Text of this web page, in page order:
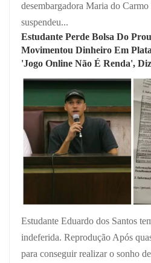
desembargadora Maria do
suspendeu...
Estudante Perde Bolsa Do
Movimentou Dinheiro Em
'Jogo Online Não É Renda', Diz
Estudante Eduardo dos Santos
indeferida. Reprodução Após
para conseguir realizar o sonho